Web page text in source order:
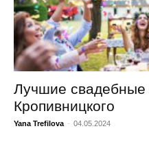
Лучшие свадебные
Кропивницкого
Yana Trefilova - 04.05.2024